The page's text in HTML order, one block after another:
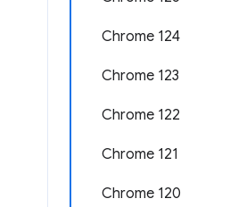
Chrome 124
Chrome 123
Chrome 122
Chrome 121
Chrome 120